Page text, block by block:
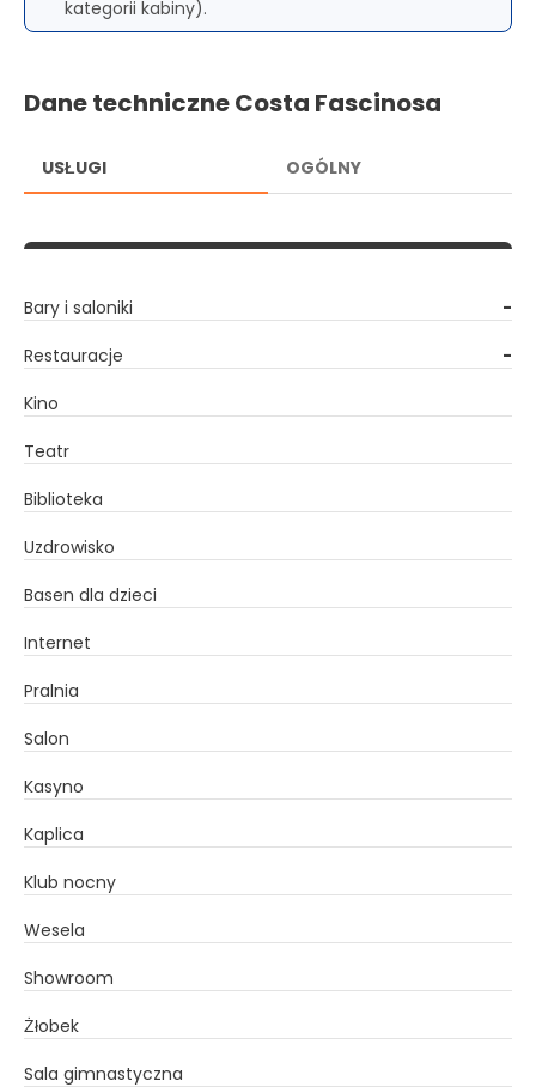
kategorii kabiny).
Dane techniczne Costa Fascinosa
USŁUGI OGÓLNY
Bary i saloniki
-
Restauracje
-
Kino
Teatr
Biblioteka
Uzdrowisko
Basen dla dzieci
Internet
Pralnia
Salon
Kasyno
Kaplica
Klub nocny
Wesela
Showroom
Żłobek
Sala gimnastyczna